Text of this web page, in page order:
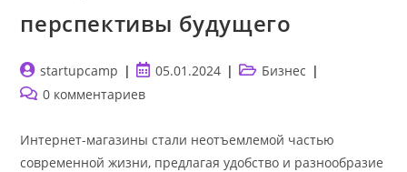
перспективы будущего
Автор
записи:
startupcamp
Запись
опубликована:
05.01.2024
Рубрика
Бизнес
Комментарии
записи:
0 комментариев
Интернет-магазины стали неотъемлемой частью
современной жизни, предлагая удобство и разнообразие